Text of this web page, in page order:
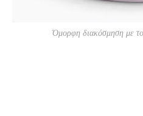
Όμορφη διακόσμηση με